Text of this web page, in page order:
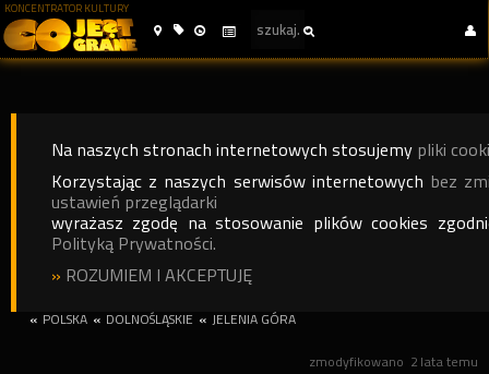
KONCENTRATOR KULTURY
Na naszych stronach internetowych stosujemy pliki
Korzystając z naszych serwisów internetowych bez
ustawień przeglądarki
wyrażasz zgodę na stosowanie plików cookies
Polityką Prywatności.
» ROZUMIEM I AKCEPTUJĘ
« POLSKA « DOLNOŚLĄSKIE « JELENIA GÓRA
zmodyfikowano 2 lata temu